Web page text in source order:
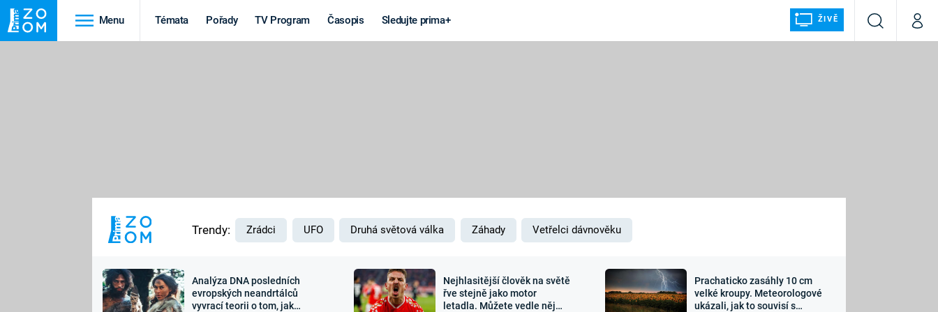
Menu Témata Pořady TV Program Časopis Sledujte prima+ ŽIVĚ
VyhledáváníMůj
MARS
Výročí
Záhady a
Zajímavosti Sledujte nás
Trendy: Zrádci UFO Druhá světová válka Záhady Vetřelci dávnověku
Analýza DNA posledních
evropských neandrtálců
vyvrací teorii o tom, jak
Nejhlasitější člověk na světě
řve stejně jako motor
letadla. Můžete vedle něj
Prachaticko zasáhly 10 cm
velké kroupy. Meteorologové
ukázali, jak to souvisí s